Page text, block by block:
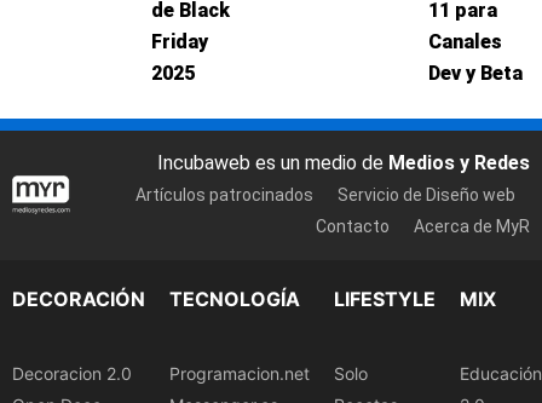
de Black
Friday
2025
11 para
Canales
Dev y Beta
Incubaweb es un medio de Medios y Redes
Artículos patrocinados
Servicio de Diseño web
Contacto
Acerca de MyR
DECORACIÓN
Decoracion 2.0
TECNOLOGÍA
Programacion.net
LIFESTYLE
Solo
MIX
Educación